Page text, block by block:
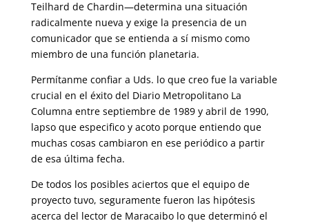
Teilhard de Chardin—determina una situación
radicalmente nueva y exige la presencia de un
comunicador que se entienda a sí mismo como
miembro de una función planetaria.
Permítanme confiar a Uds. lo que creo fue la variable
crucial en el éxito del Diario Metropolitano La
Columna entre septiembre de 1989 y abril de 1990,
lapso que especifico y acoto porque entiendo que
muchas cosas cambiaron en ese periódico a partir
de esa última fecha.
De todos los posibles aciertos que el equipo de
proyecto tuvo, seguramente fueron las hipótesis
acerca del lector de Maracaibo lo que determinó el